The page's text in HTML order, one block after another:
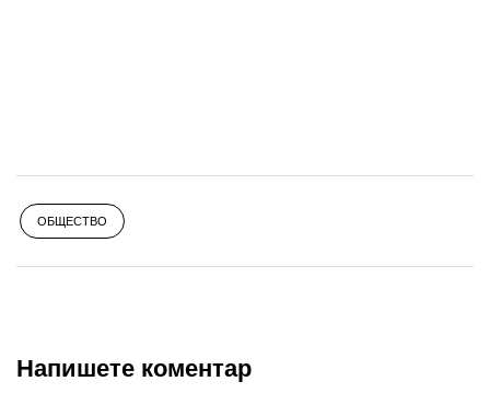
ОБЩЕСТВО
Напишете коментар